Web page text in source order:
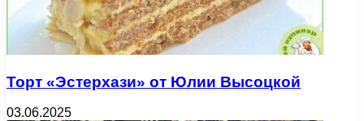
Торт «Эстерхази» от Юлии Высоцкой
03.06.2025